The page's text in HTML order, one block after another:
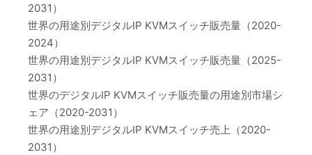
2031）
世界の用途別デジタルIP KVMスイッチ販売量（2020-
2024）
世界の用途別デジタルIP KVMスイッチ販売量（2025-
2031）
世界のデジタルIP KVMスイッチ販売量の用途別市場シ
ェア（2020-2031）
世界の用途別デジタルIP KVMスイッチ売上（2020-
2031）